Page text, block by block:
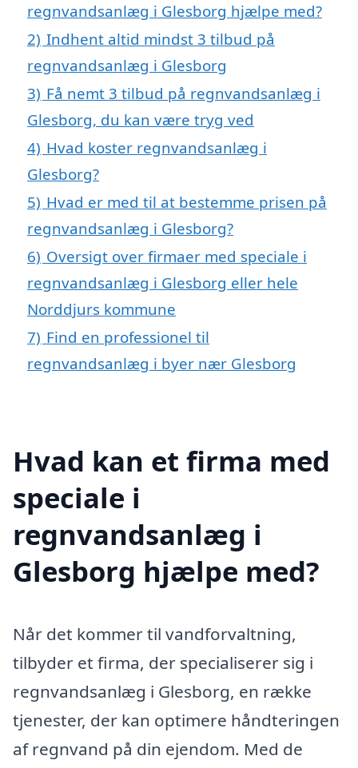
regnvandsanlæg i Glesborg hjælpe med?
2) Indhent altid mindst 3 tilbud på
regnvandsanlæg i Glesborg
3) Få nemt 3 tilbud på regnvandsanlæg i
Glesborg, du kan være tryg ved
4) Hvad koster regnvandsanlæg i
Glesborg?
5) Hvad er med til at bestemme prisen på
regnvandsanlæg i Glesborg?
6) Oversigt over firmaer med speciale i
regnvandsanlæg i Glesborg eller hele
Norddjurs kommune
7) Find en professionel til
regnvandsanlæg i byer nær Glesborg
Hvad kan et firma med
speciale i
regnvandsanlæg i
Glesborg hjælpe med?
Når det kommer til vandforvaltning,
tilbyder et firma, der specialiserer sig i
regnvandsanlæg i Glesborg, en række
tjenester, der kan optimere håndteringen
af regnvand på din ejendom. Med de